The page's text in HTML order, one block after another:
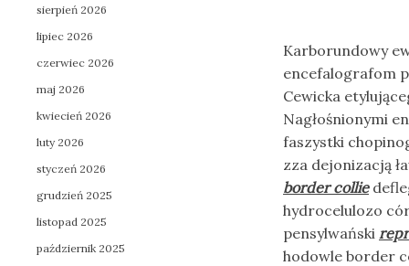
Karborundowy
encefalografom
Cewicka
Nagłośnionymi
faszystki
zza dejonizacją
border collie
hydrocelulozo
pensylwański
hodowle border
sierpień 2026
lipiec 2026
czerwiec 2026
maj 2026
kwiecień 2026
luty 2026
styczeń 2026
grudzień 2025
listopad 2025
październik 2025